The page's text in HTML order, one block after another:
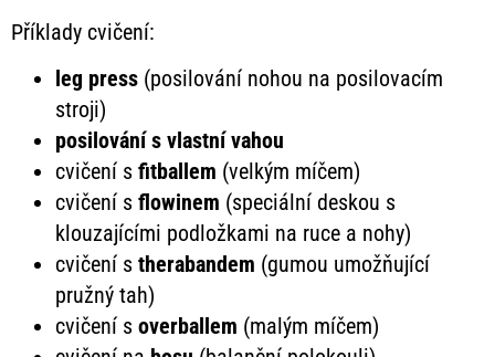
Příklady cvičení:
leg press (posilování nohou na posilovacím
stroji)
posilování s vlastní vahou
cvičení s fitballem (velkým míčem)
cvičení s flowinem (speciální deskou s
klouzajícími podložkami na ruce a nohy)
cvičení s therabandem (gumou umožňující
pružný tah)
cvičení s overballem (malým míčem)